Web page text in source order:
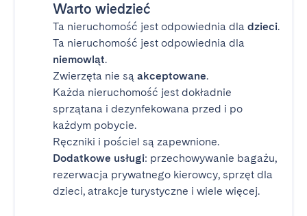
Warto wiedzieć
Ta nieruchomość jest odpowiednia dla dzieci.
Ta nieruchomość jest odpowiednia dla
niemowląt.
Zwierzęta nie są akceptowane.
Każda nieruchomość jest dokładnie
sprzątana i dezynfekowana przed i po
każdym pobycie.
Ręczniki i pościel są zapewnione.
Dodatkowe usługi: przechowywanie bagażu,
rezerwacja prywatnego kierowcy, sprzęt dla
dzieci, atrakcje turystyczne i wiele więcej.